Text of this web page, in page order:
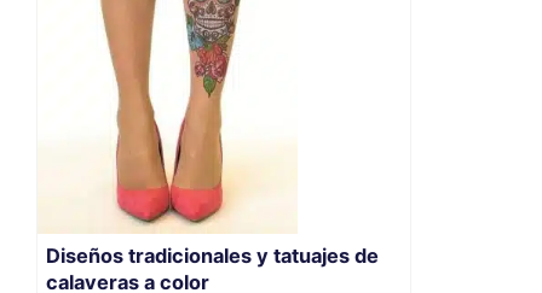
Diseños tradicionales y tatuajes de
calaveras a color